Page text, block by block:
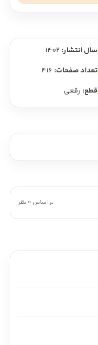
سال انتشار: 1402
تعداد صفحات: 416
قطع: رقعی
بر اساس 0 نظر